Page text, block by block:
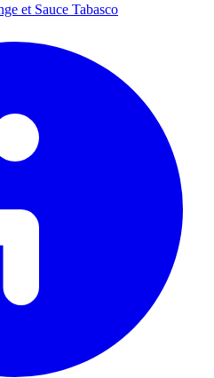
et Sauce Tabasco